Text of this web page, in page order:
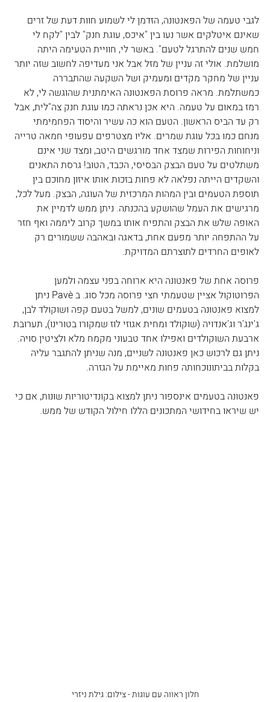
לגבי טעמה של הפאנטונה, הזדמן לי לשמוע חוות דעת של זרים
שאינם איטלקים אשר נעו בין "איכס, עוגת חנק" לבין "לקח לי
חמש שנים להתרגל לטעם". באשר לי, חוויית הטעימה היתה
מושלמת. אולי זה עניין של מזל אבל אני מעדיפה לחשוב שזה יותר
עניין של מחקר מקדים ומעמיק ושל השקעה שהתבררה
כמשתלמת. מראה פרוסת הפאנטונה האימתנית שהוגשה לי, לא
רמז במאום על טעמה. היא אכן נראתה כמו עוגת חנק צה"לית, אבל
רק עד הביס הראשון. הטעם הוא כה עשיר והיסוד הפחמימתי
מנחם כמו בכל עוגת שמרים. אליו מצטרפים עפעופי חמאה טרייה
וניחוחות הפירות שמצד אחד מורגשים היטב, ומצד שני אינם
משתלטים על טעם הבצק הבסיסי, הכבד, הטוב! גרסת התאנים
והשקדים הייתה נפלאה לא פחות בזכות אותו איזון מחוכם בין
תוספת הטעמים ובין המהות המרכזית של העוגה, הבצק. מעל לכל,
מרגישים את העמל שהושקע בהכנתה. ניתן ממש לדמיין את
האופה שלש את הבצק והתפיח אותו במשך קרוב ליממה ואף חזר
על ההתפחה יותר מפעם אחת, בדאגה ובאהבה ששמורים רק
לאופים החרדים לתוצרתם המדויקת.
פרוסה אחת של פאנטונה היא ארוחה בפני עצמה ולמען
הפרוטוקול אציין שטעמתי חצי פרוסה מכל סוג. ב Pavè ניתן
למצוא פאנטונה בטעמים שונים, למשל בטעם קפה ושוקולד לבן,
ג'ינג'ר וג'אנדויה (שוקולד ומחית אגוזי לוז שמקורו בטורינו), תערובת
ארבעת השוקולדים ואפילו אחד טבעוני מקמח מלא ולציטין סויה.
ניתן גם לרכוש כאן פאנטונה לשניים, מנה שניתן להתגבר עליה
בקלות בביתונוכחותה פחות מאיימת על הגזרה.
פאנטונה בטעמים אינספור ניתן למצוא בקונדיטוריות שונות, אם כי
יש שיראו בחידושי המתכונים הללו חילול הקודש של ממש.
חלון ראווה עם עוגות - צילום: גילת ניזרי